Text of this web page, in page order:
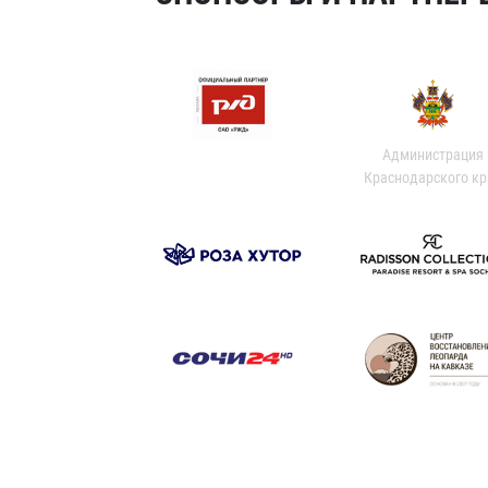
Администрация
Краснодарского